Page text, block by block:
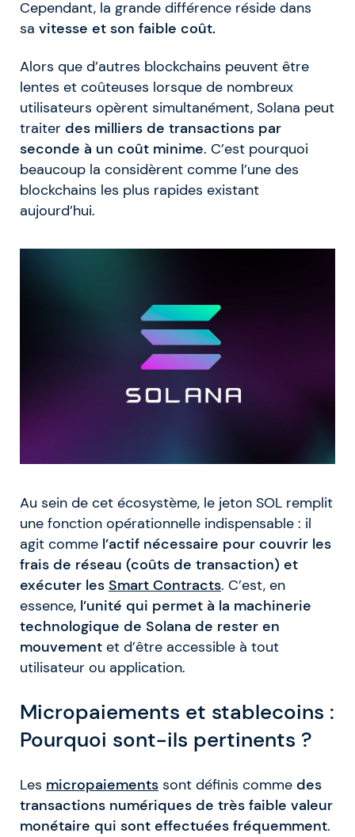
Cependant, la grande différence réside dans
sa vitesse et son faible coût.
Alors que d’autres blockchains peuvent être
lentes et coûteuses lorsque de nombreux
utilisateurs opèrent simultanément, Solana peut
traiter des milliers de transactions par
seconde à un coût minime. C’est pourquoi
beaucoup la considèrent comme l’une des
blockchains les plus rapides existant
aujourd’hui.
Au sein de cet écosystème, le jeton SOL remplit
une fonction opérationnelle indispensable : il
agit comme l’actif nécessaire pour couvrir les
frais de réseau (coûts de transaction) et
exécuter les Smart Contracts. C’est, en
essence, l’unité qui permet à la machinerie
technologique de Solana de rester en
mouvement et d’être accessible à tout
utilisateur ou application.
Micropaiements et stablecoins :
Pourquoi sont-ils pertinents ?
Les micropaiements sont définis comme des
transactions numériques de très faible valeur
monétaire qui sont effectuées fréquemment.